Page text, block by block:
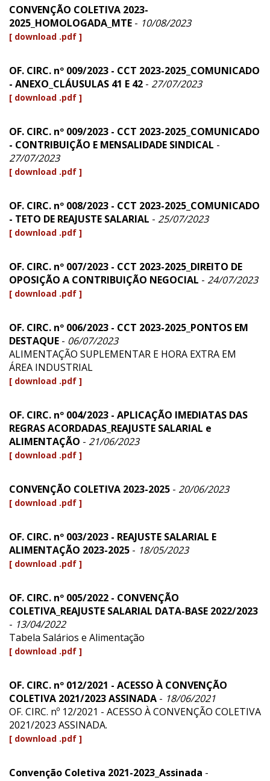
CONVENÇÃO COLETIVA 2023-
2025_HOMOLOGADA_MTE - 10/08/2023
[ download .pdf ]
OF. CIRC. nº 009/2023 - CCT 2023-2025_COMUNICADO
- ANEXO_CLÁUSULAS 41 E 42 - 27/07/2023
[ download .pdf ]
OF. CIRC. nº 009/2023 - CCT 2023-2025_COMUNICADO
- CONTRIBUIÇÃO E MENSALIDADE SINDICAL -
27/07/2023
[ download .pdf ]
OF. CIRC. nº 008/2023 - CCT 2023-2025_COMUNICADO
- TETO DE REAJUSTE SALARIAL - 25/07/2023
[ download .pdf ]
OF. CIRC. nº 007/2023 - CCT 2023-2025_DIREITO DE
OPOSIÇÃO A CONTRIBUIÇÃO NEGOCIAL - 24/07/2023
[ download .pdf ]
OF. CIRC. nº 006/2023 - CCT 2023-2025_PONTOS EM
DESTAQUE - 06/07/2023
ALIMENTAÇÃO SUPLEMENTAR E HORA EXTRA EM
ÁREA INDUSTRIAL
[ download .pdf ]
OF. CIRC. nº 004/2023 - APLICAÇÃO IMEDIATAS DAS
REGRAS ACORDADAS_REAJUSTE SALARIAL e
ALIMENTAÇÃO - 21/06/2023
[ download .pdf ]
CONVENÇÃO COLETIVA 2023-2025 - 20/06/2023
[ download .pdf ]
OF. CIRC. nº 003/2023 - REAJUSTE SALARIAL E
ALIMENTAÇÃO 2023-2025 - 18/05/2023
[ download .pdf ]
OF. CIRC. nº 005/2022 - CONVENÇÃO
COLETIVA_REAJUSTE SALARIAL DATA-BASE 2022/2023
- 13/04/2022
Tabela Salários e Alimentação
[ download .pdf ]
OF. CIRC. nº 012/2021 - ACESSO À CONVENÇÃO
COLETIVA 2021/2023 ASSINADA - 18/06/2021
OF. CIRC. nº 12/2021 - ACESSO À CONVENÇÃO COLETIVA
2021/2023 ASSINADA.
[ download .pdf ]
Convenção Coletiva 2021-2023_Assinada -